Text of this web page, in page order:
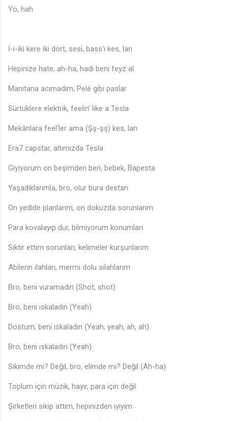
Yo, hah
İ-i-iki kere iki dört, sesi, bass'ı kes, lan
Hepinize hate, ah-ha, hadi beni feyz al
Manitana acımadım, Pelé gibi paslar
Sürtüklere elektrik, feelin' like a Tesla
Mekânlara feel'ler ama (Şş-şş) kes, lan
Era7 capstar, altımızda Tesla
Giyiyorum on beşimden beri, bebek, Bapesta
Yaşadıklarımla, bro, olur bura destan
On yedide planlarım, on dokuzda sorunlarım
Para kovalayıp dur, bilmiyorum konumları
Siktir ettim sorunları, kelimeler kurşunlarım
Abilerin ilahları, mermi dolu silahlarım
Bro, beni vuramadın (Shot, shot)
Bro, beni ıskaladın (Yeah)
Dostum, beni ıskaladın (Yeah, yeah, ah, ah)
Bro, beni ıskaladın (Yeah)
Sikimde mi? Değil, bro, elimde mi? Değil (Ah-ha)
Toplum için müzik, hayır, para için değil
Şirketleri sikip attım, hepinizden iyiyim